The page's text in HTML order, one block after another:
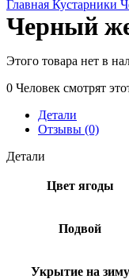
Главная Кустарники
Черный
Этого товара нет в
0 Человек смотрят
Детали
Отзывы (0)
Детали
Цвет ягоды
Подвой
Укрытие на зиму